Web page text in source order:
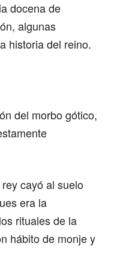
docena de
algunas
historia del reino.
del morbo gótico,
cayó al suelo
era la
rituales de la
hábito de monje y